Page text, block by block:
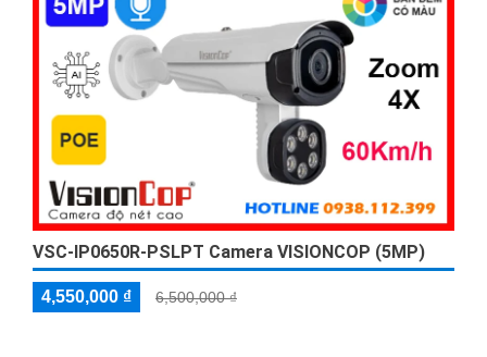
VSC-IP0650R-PSLPT Camera VISIONCOP (5MP)
4,550,000 ₫ 6,500,000 ₫